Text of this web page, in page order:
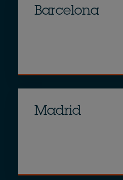
Barcelona
Madrid